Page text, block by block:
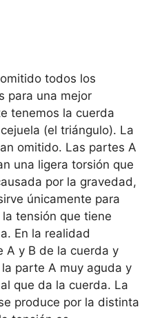
todos los
para una mejor
tenemos la cuerda
(el triángulo). La
omitido. Las partes A
una ligera torsión que
por la gravedad,
únicamente para
tensión que tiene
En la realidad
A y B de la cuerda y
parte A muy aguda y
que da la cuerda. La
produce por la distinta